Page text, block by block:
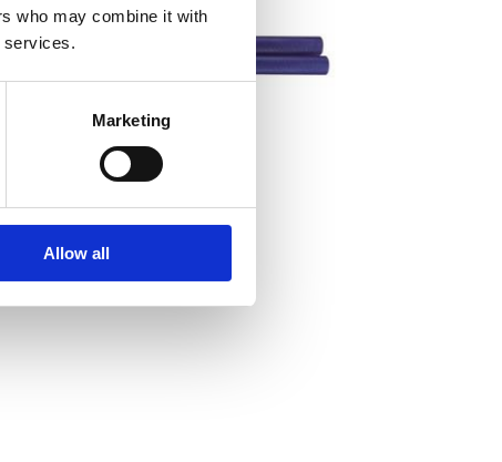
who may combine it with
services.
Marketing
Allow all